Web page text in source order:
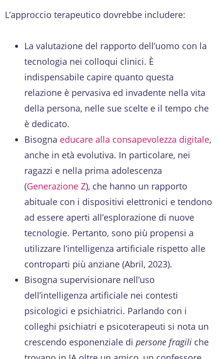
L’approccio terapeutico dovrebbe includere:
La valutazione del rapporto dell’uomo con la
tecnologia nei colloqui clinici. È
indispensabile capire quanto questa
relazione è pervasiva ed invadente nella vita
della persona, nelle sue scelte e il tempo che
è dedicato.
Bisogna educare alla consapevolezza digitale,
anche in età evolutiva. In particolare, nei
ragazzi e nella prima adolescenza
(Generazione Z), che hanno un rapporto
abituale con i dispositivi elettronici e tendono
ad essere aperti all’esplorazione di nuove
tecnologie. Pertanto, sono più propensi a
utilizzare l’intelligenza artificiale rispetto alle
controparti più anziane (Abril, 2023).
Bisogna supervisionare nell’uso
dell’intelligenza artificiale nei contesti
psicologici e psichiatrici. Parlando con i
colleghi psichiatri e psicoterapeuti si nota un
crescendo esponenziale di persone fragili che